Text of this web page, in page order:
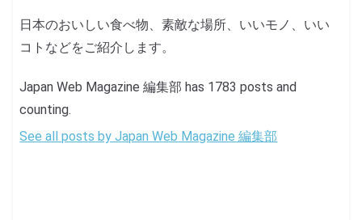
日本のおいしい食べ物、素敵な場所、いいモノ、いい
コトなどをご紹介します。
Japan Web Magazine 編集部 has 1783 posts and
counting.
See all posts by Japan Web Magazine 編集部